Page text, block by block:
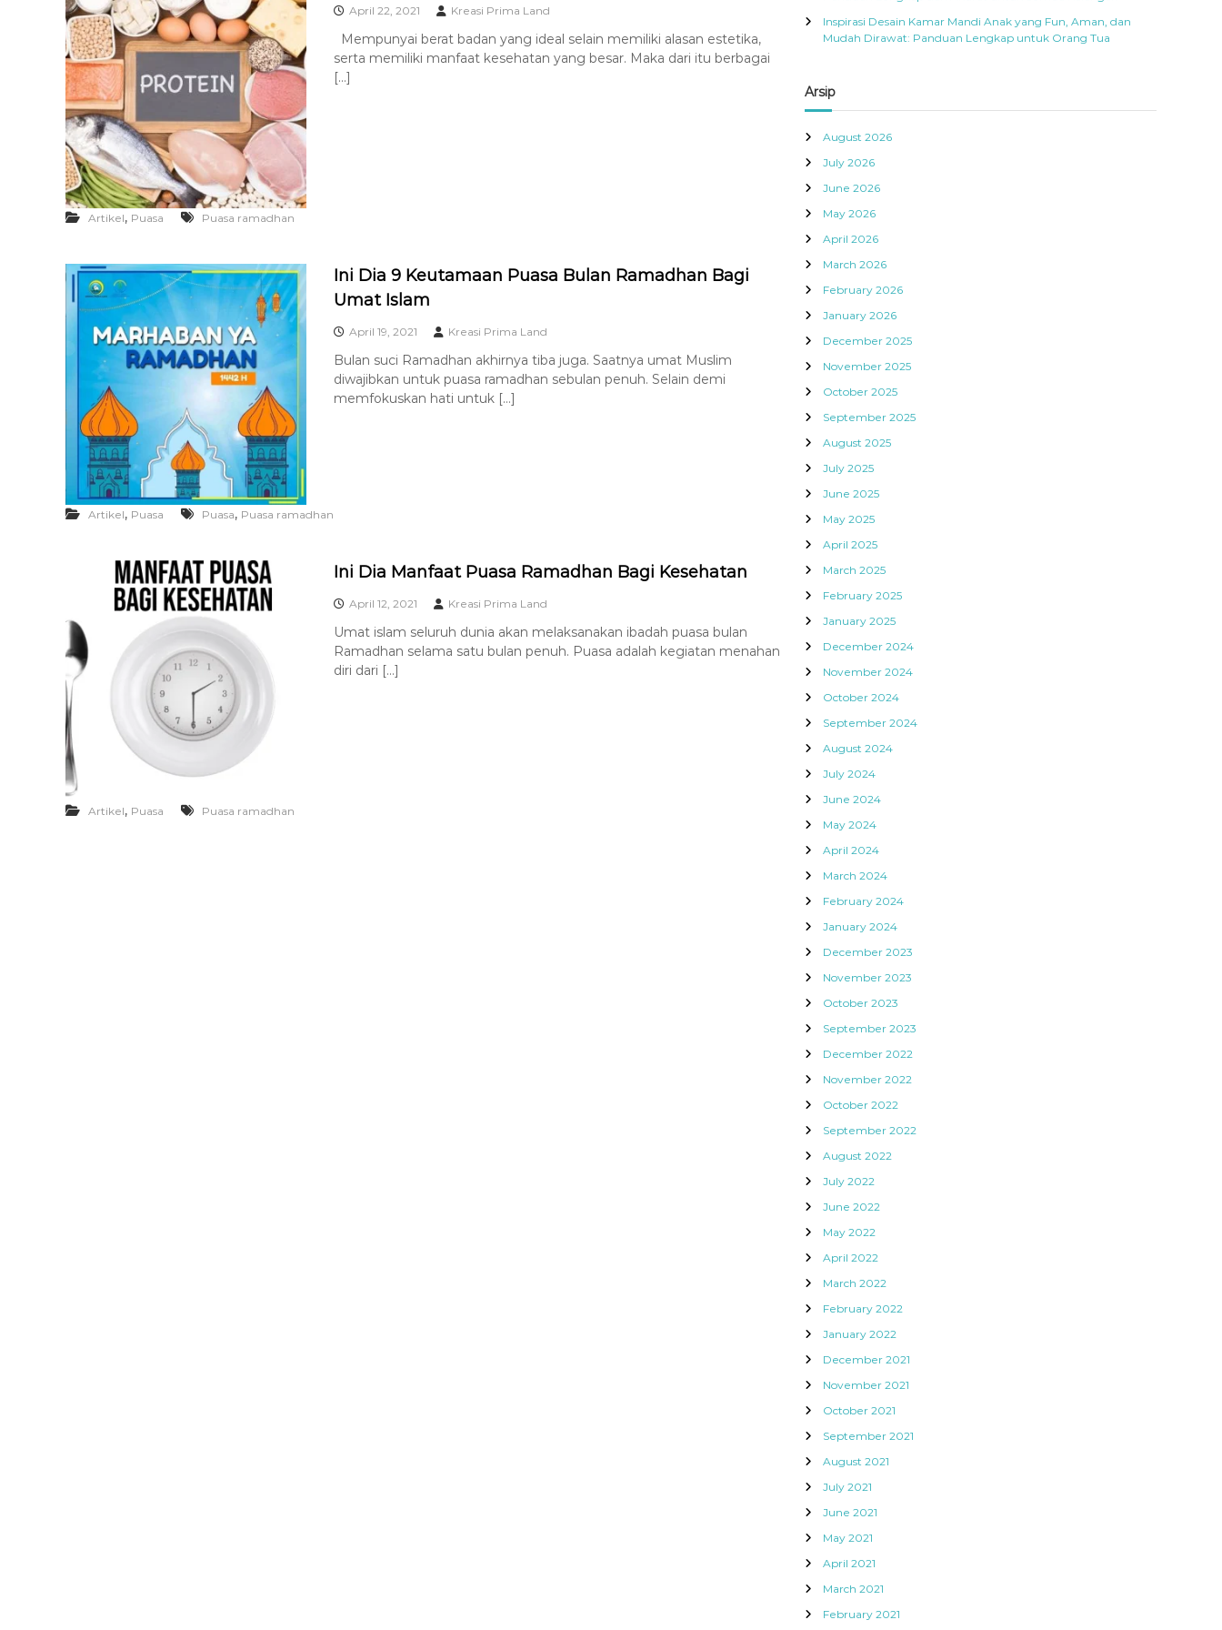
A
April 22, 2021 Kreasi Prima Land
Mempunyai berat badan yang ideal selain memiliki alasan estetika,
serta memiliki manfaat kesehatan yang besar. Maka dari itu berbagai
[…]
Artikel, Puasa Puasa ramadhan
Ini Dia 9 Keutamaan Puasa Bulan Ramadhan Bagi
Umat Islam
April 19, 2021 Kreasi Prima Land
Bulan suci Ramadhan akhirnya tiba juga. Saatnya umat Muslim
diwajibkan untuk puasa ramadhan sebulan penuh. Selain demi
memfokuskan hati untuk […]
Artikel, Puasa Puasa, Puasa ramadhan
Ini Dia Manfaat Puasa Ramadhan Bagi Kesehatan
April 12, 2021 Kreasi Prima Land
Umat islam seluruh dunia akan melaksanakan ibadah puasa bulan
Ramadhan selama satu bulan penuh. Puasa adalah kegiatan menahan
diri dari […]
Artikel, Puasa Puasa ramadhan
Inspirasi Desain Kamar Mandi Anak yang Fun, Aman, dan
Mudah Dirawat: Panduan Lengkap untuk Orang Tua
Arsip
August 2026
July 2026
June 2026
May 2026
April 2026
March 2026
February 2026
January 2026
December 2025
November 2025
October 2025
September 2025
August 2025
July 2025
June 2025
May 2025
April 2025
March 2025
February 2025
January 2025
December 2024
November 2024
October 2024
September 2024
August 2024
July 2024
June 2024
May 2024
April 2024
March 2024
February 2024
January 2024
December 2023
November 2023
October 2023
September 2023
December 2022
November 2022
October 2022
September 2022
August 2022
July 2022
June 2022
May 2022
April 2022
March 2022
February 2022
January 2022
December 2021
November 2021
October 2021
September 2021
August 2021
July 2021
June 2021
May 2021
April 2021
March 2021
February 2021